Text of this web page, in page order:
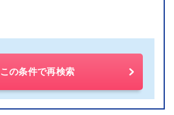
この条件で再検索